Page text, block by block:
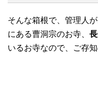
そんな箱根で、管理人
にある曹洞宗のお寺、
いるお寺なので、ご存